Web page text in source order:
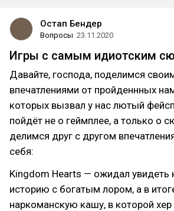
Остап Бендер
Вопросы 23.11.2020
Игры с самым идиотским
Давайте, господа, поделимся
впечатлениями от пройденнных
которых вызвал у нас лютый
пойдёт не о геймплее, а только о
делимся друг с другом
себя:
Kingdom Hearts — ожидал увидеть
историю с богатым лором, а в
наркоманскую кашу, в которой